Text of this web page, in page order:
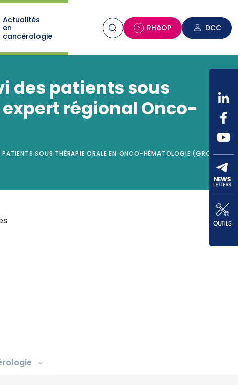
Actualités
en
cancérologie
RHéOP DCC
des patients sous
régional Onco-
SOUS THÉRAPIE ORALE EN ONCO-HÉMATOLOGIE (GROUPE